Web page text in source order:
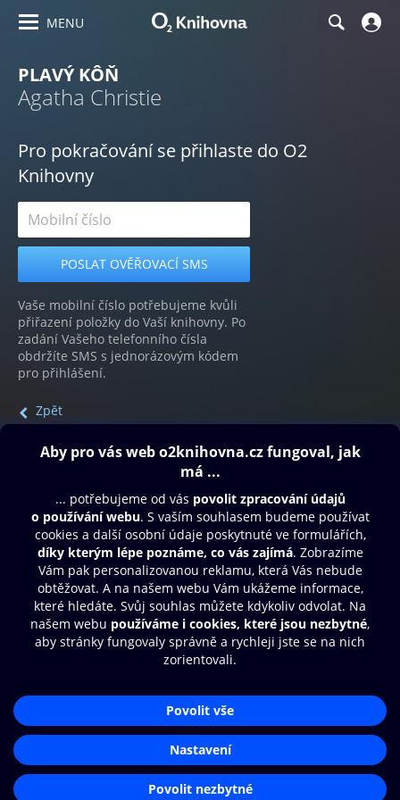
MENU
PLAVÝ KÔŇ
Agatha Christie
Pro pokračování se přihlaste do O2
Knihovny
Vaše mobilní číslo potřebujeme kvůli
přiřazení položky do Vaší knihovny. Po
zadání Vašeho telefonního čísla
obdržíte SMS s jednorázovým kódem
pro přihlášení.
Zpět
Obsah ke stažení
Moje O2 Knihovna
Další zábava
© O2 Czech Republic a.s.
Přístupnost
Zásady zpracování osobních údajů
Nastavení cookies
Aplikace O2 Knihovna
Čti a poslouchej své e-knihy a
audioknihy rychleji a pohodlněji.